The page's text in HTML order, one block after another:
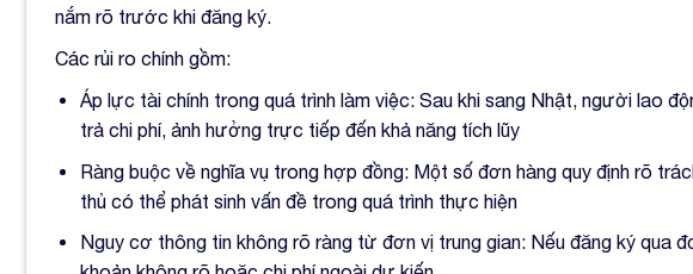
nắm rõ trước khi đăng ký.
Các rủi ro chính gồm:
Áp lực tài chính trong quá trình làm việc: Sau khi sang Nhật, người lao
trả chi phí, ảnh hưởng trực tiếp đến khả năng tích lũy
Ràng buộc về nghĩa vụ trong hợp đồng: Một số đơn hàng quy định rõ
thủ có thể phát sinh vấn đề trong quá trình thực hiện
Nguy cơ thông tin không rõ ràng từ đơn vị trung gian: Nếu đăng ký qua